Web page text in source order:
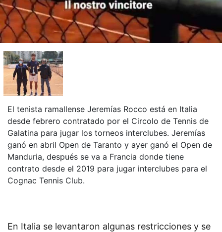
El tenista ramallense Jeremías Rocco está en Italia
desde febrero contratado por el Circolo de Tennis de
Galatina para jugar los torneos interclubes. Jeremías
ganó en abril Open de Taranto y ayer ganó el Open de
Manduria, después se va a Francia donde tiene
contrato desde el 2019 para jugar interclubes para el
Cognac Tennis Club.
En Italia se levantaron algunas restricciones y se